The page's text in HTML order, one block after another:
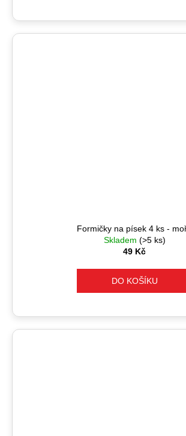
Formičky na písek 4 ks -
Skladem (>5 ks)
49 Kč
DO KOŠÍKU